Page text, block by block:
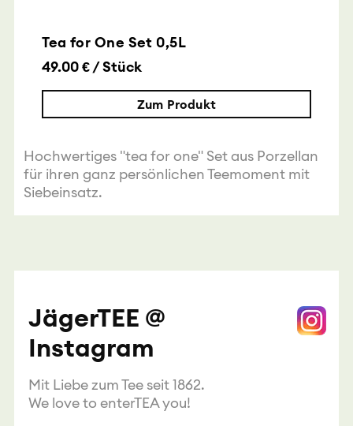
Tea for One Set 0,5L
49.00 € / Stück
Zum Produkt
Hochwertiges "tea for one" Set aus Porzellan
für ihren ganz persönlichen Teemoment mit
Siebeinsatz.
JägerTEE @
Instagram
Mit Liebe zum Tee seit 1862.
We love to enterTEA you!